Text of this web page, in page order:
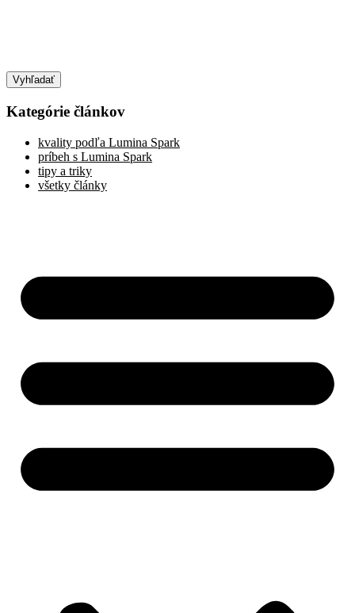
Vyhľadať
Kategórie článkov
kvality podľa Lumina Spark
príbeh s Lumina Spark
tipy a triky
všetky články